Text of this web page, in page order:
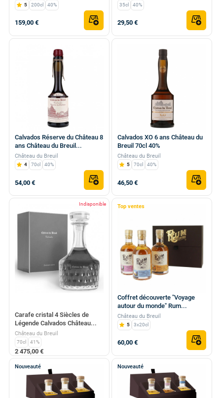
5 200cl 40%
159,00 €
35cl 40%
29,50 €
Calvados Réserve du Château 8
ans Château du Breuil...
Château du Breuil
4 70cl 40%
54,00 €
Calvados XO 6 ans Château du
Breuil 70cl 40%
Château du Breuil
5 70cl 40%
46,50 €
Indisponible
Carafe cristal 4 Siècles de
Légende Calvados Château...
Château du Breuil
70cl 41%
2 475,00 €
Top ventes
Coffret découverte "Voyage
autour du monde" Rum...
Château du Breuil
5 3x20cl
60,00 €
Nouveauté Nouveauté